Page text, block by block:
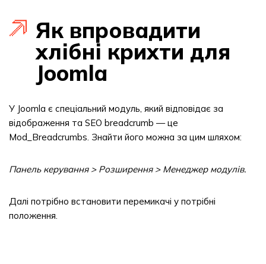
Як впровадити
хлібні крихти для
Joomla
У Joomla є спеціальний модуль, який відповідає за
відображення та SEO breadcrumb — це
Mod_Breadcrumbs. Знайти його можна за цим шляхом:
Панель керування > Розширення > Менеджер модулів.
Далі потрібно встановити перемикачі у потрібні
положення.